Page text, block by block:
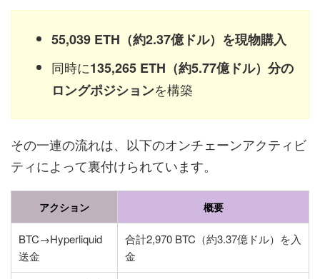
55,039 ETH（約2.37億ドル）を現物購入
同時に135,265 ETH（約5.77億ドル）分の
ロングポジションを構築
その一連の流れは、以下のオンチェーンアクティビ
ティによって裏付けられています。
アクション 概要
BTC→Hyperliquid
送金
合計2,970 BTC（約3.37億ドル）を入
金